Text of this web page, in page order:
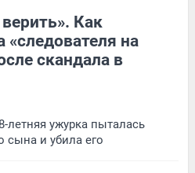
Как
«следователя на
скандала в
летняя ужурка пыталась
сына и убила его